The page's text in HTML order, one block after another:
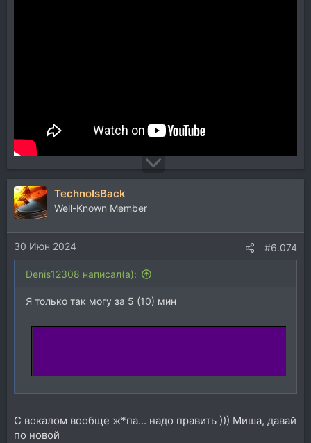
TechnoIsBack
Well-Known Member
30 Июн 2024 #6.074
Denis12308 написал(а):
Я только так могу за 5 (10) мин
С вокалом вообще ж*па... надо править ))) Миша, давай
по новой